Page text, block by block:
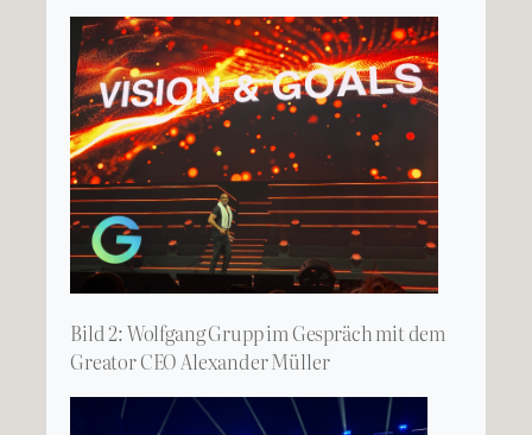
Bild 2: Wolfgang Grupp im Gespräch mit dem
Greator CEO Alexander Müller